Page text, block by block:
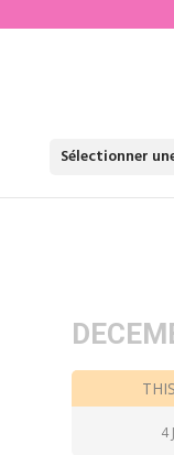
Sélectionner
4